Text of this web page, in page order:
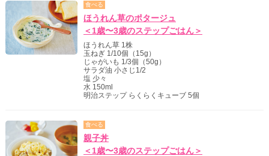
食べる
ほうれん草のポタージュ
＜1歳〜3歳のステップごはん＞
ほうれん草 1株
玉ねぎ 1/10個（15g）
じゃがいも 1/3個（50g）
サラダ油 小さじ1/2
塩 少々
水 150ml
明治ステップ らくらくキューブ 5個
食べる
親子丼
＜1歳〜3歳のステップごはん＞